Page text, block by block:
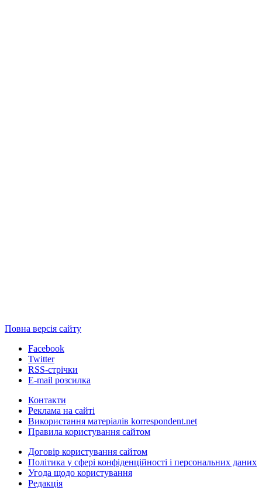
Повна версія сайту
Facebook
Twitter
RSS-стрічки
E-mail розсилка
Контакти
Реклама на сайті
Використання матеріалів korrespondent.net
Правила користування сайтом
Договір користування сайтом
Політика у сфері конфіденційності і персональних даних
Угода щодо користування
Редакція